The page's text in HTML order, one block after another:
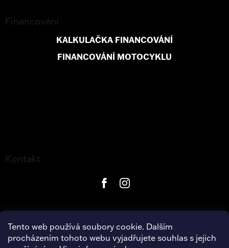
Tento web používá soubory cookie. Dalším
procházením tohoto webu vyjadřujete souhlas s jejich
Kontakt
Financování
KALKULAČKA FINANCOVÁNÍ
FINANCOVÁNÍ MOTOCYKLU